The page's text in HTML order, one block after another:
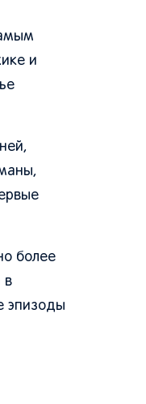
и
более
в
эпизоды